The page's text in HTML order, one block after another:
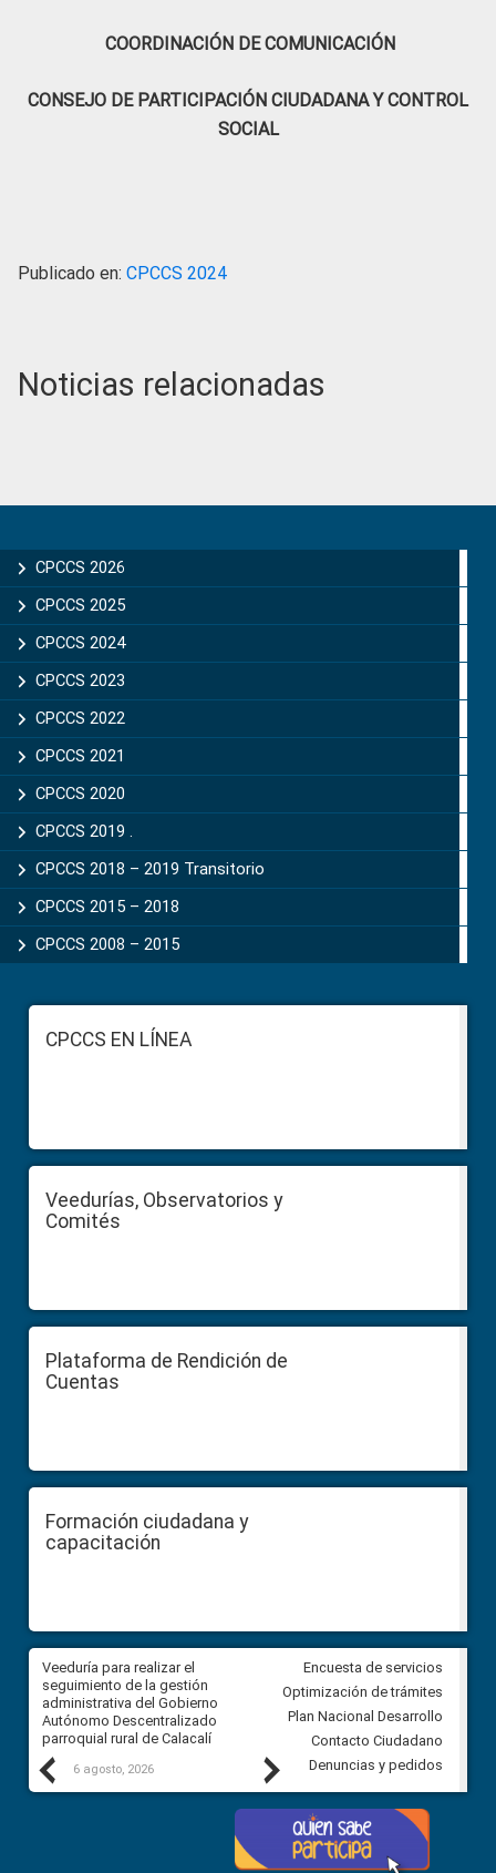
COORDINACIÓN DE COMUNICACIÓN
CONSEJO DE PARTICIPACIÓN CIUDADANA Y CONTROL
SOCIAL
Publicado en: CPCCS 2024
Noticias relacionadas
Sidebar
CPCCS 2026
CPCCS 2025
CPCCS 2024
CPCCS 2023
CPCCS 2022
CPCCS 2021
CPCCS 2020
CPCCS 2019 .
CPCCS 2018 – 2019 Transitorio
CPCCS 2015 – 2018
CPCCS 2008 – 2015
FooterCPCCS EN LÍNEA
Veedurías, Observatorios y
Comités
Plataforma de Rendición de
Cuentas
Formación ciudadana y
capacitación
Previous
Veeduría para realizar el
seguimiento de la gestión
administrativa del Gobierno
Autónomo Descentralizado
parroquial rural de Calacalí
6 agosto, 2026
Veeduría para vigilar los
derivados de la Audiencia
comunidad Urbina, parroquia
Carolina
5 agosto, 2026
Next
Encuesta de servicios
Optimización de trámites
Plan Nacional Desarrollo
Contacto Ciudadano
Denuncias y pedidos